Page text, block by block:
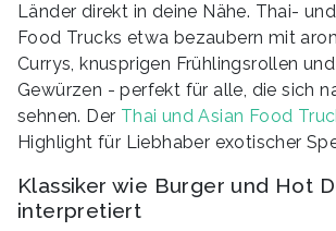
Länder direkt in deine Nähe. Thai-
Food Trucks etwa bezaubern mit
Currys, knusprigen Frühlingsrollen
Gewürzen - perfekt für alle, die sich
sehnen. Der Thai und Asian Food
Highlight für Liebhaber exotischer
Klassiker wie Burger und Hot
interpretiert